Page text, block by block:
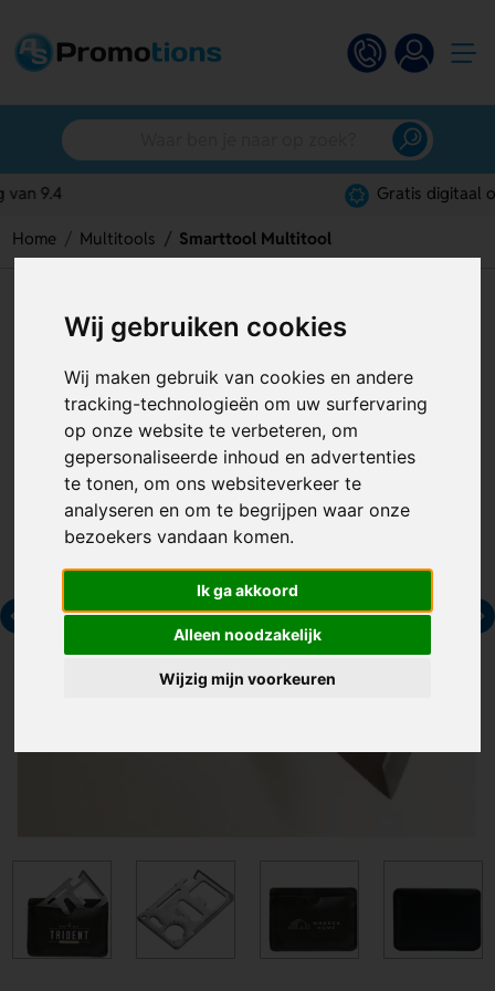
Wij gebruiken cookies
Wij maken gebruik van cookies en andere
tracking-technologieën om uw surfervaring
op onze website te verbeteren, om
gepersonaliseerde inhoud en advertenties
te tonen, om ons websiteverkeer te
analyseren en om te begrijpen waar onze
bezoekers vandaan komen.
Ik ga akkoord
Alleen noodzakelijk
Wijzig mijn voorkeuren
Gratis digitaal ontwerp
Home Multitools Smarttool Multitool
Smarttool Multitool